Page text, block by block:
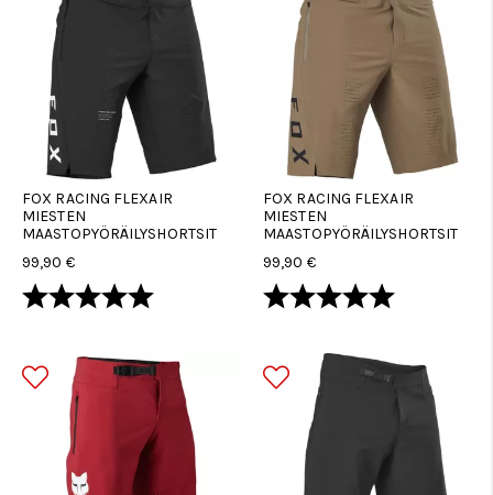
FOX RACING FLEXAIR
MIESTEN
MAASTOPYÖRÄILYSHORTSIT
99,90 €
Arvio: 5.0 5:sta tähdestä
FOX RACING FLEXAIR
MIESTEN
MAASTOPYÖRÄILYSHORTSIT
99,90 €
Arvio: